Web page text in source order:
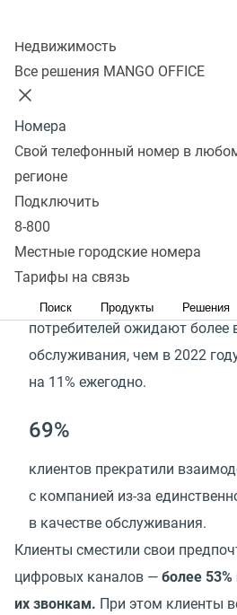
Недвижимость
Все решения MANGO OFFICE
Номера
Свой телефонный номер в
регионе
Подключить
8-800
Местные городские номера
Тарифы на связь
Поиск Продукты Решения
74%
покупателей используют
коммуникации с компанией
потребители в возрасте до 45
цифровые каналы телефону.
31%
потребителей ожидают более
обслуживания, чем в 2022
на 11% ежегодно.
69%
клиентов прекратили
с компанией из-за
в качестве обслуживания.
Клиенты сместили свои
цифровых каналов — более
их звонкам. При этом клиенты